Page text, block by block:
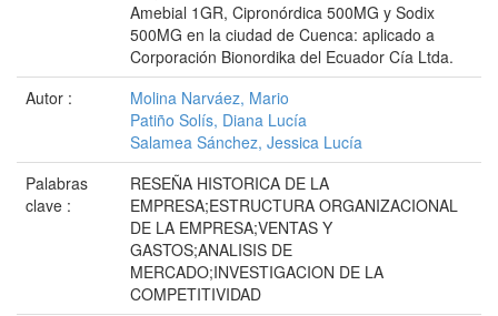
Amebial 1GR, Cipronórdica 500MG y Sodix
500MG en la ciudad de Cuenca: aplicado a
Corporación Bionordika del Ecuador Cía Ltda.
Autor :
Molina Narváez, Mario
Patiño Solís, Diana Lucía
Salamea Sánchez, Jessica Lucía
Palabras
clave :
RESEÑA HISTORICA DE LA
EMPRESA;ESTRUCTURA ORGANIZACIONAL
DE LA EMPRESA;VENTAS Y
GASTOS;ANALISIS DE
MERCADO;INVESTIGACION DE LA
COMPETITIVIDAD